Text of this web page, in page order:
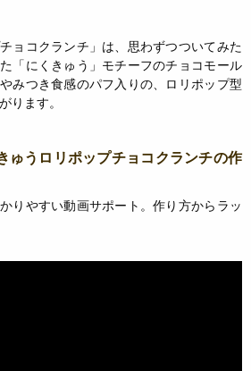
ョコクランチ」は、思わずつついてみた
「にくきゅう」モチーフのチョコモール
みつき食感のパフ入りの、ロリポップ型
ります。
ゅうロリポップチョコクランチの作
りやすい動画サポート。作り方からラッ